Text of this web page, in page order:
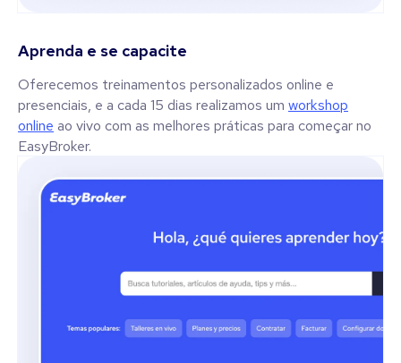
Aprenda e se capacite
Oferecemos treinamentos personalizados online e
presenciais, e a cada 15 dias realizamos um workshop
online ao vivo com as melhores práticas para começar no
EasyBroker.